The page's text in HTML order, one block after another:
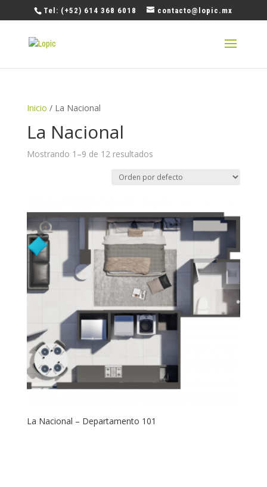
Tel: (+52) 614 368 6018 contacto@lopic.mx
Inicio / La Nacional
La Nacional
Mostrando 1–9 de 12 resultados
La Nacional – Departamento 101